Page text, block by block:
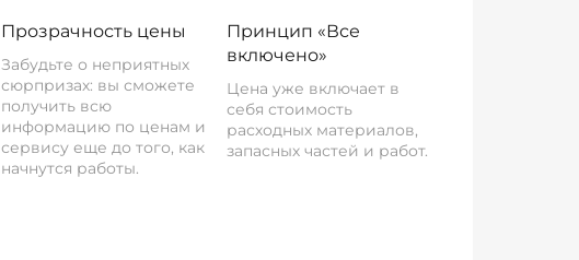
Прозрачность цены
Забудьте о неприятных
сюрпризах: вы сможете
получить всю
информацию по ценам и
сервису еще до того, как
начнутся работы.
Принцип «Все
включено»
Цена уже включает в
себя стоимость
расходных материалов,
запасных частей и работ.